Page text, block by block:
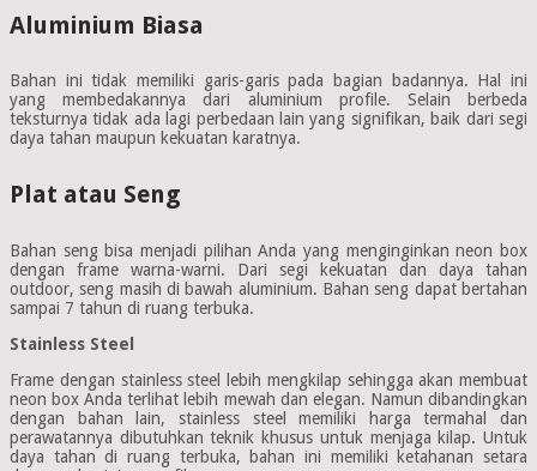
Aluminium Biasa
Bahan ini tidak memiliki garis-garis pada bagian badannya. Hal ini
yang membedakannya dari aluminium profile. Selain berbeda
teksturnya tidak ada lagi perbedaan lain yang signifikan, baik dari segi
daya tahan maupun kekuatan karatnya.
Plat atau Seng
Bahan seng bisa menjadi pilihan Anda yang menginginkan neon box
dengan frame warna-warni. Dari segi kekuatan dan daya tahan
outdoor, seng masih di bawah aluminium. Bahan seng dapat bertahan
sampai 7 tahun di ruang terbuka.
Stainless Steel
Frame dengan stainless steel lebih mengkilap sehingga akan membuat
neon box Anda terlihat lebih mewah dan elegan. Namun dibandingkan
dengan bahan lain, stainless steel memiliki harga termahal dan
perawatannya dibutuhkan teknik khusus untuk menjaga kilap. Untuk
daya tahan di ruang terbuka, bahan ini memiliki ketahanan setara